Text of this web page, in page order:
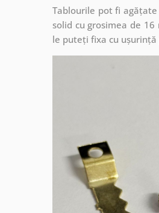
Tablourile pot fi
solid cu grosimea de
le puteți fixa cu